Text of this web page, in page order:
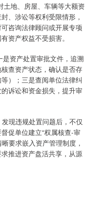
土地、房屋、车辆等大额资
、涉讼等权利受限情形，
咨询法律顾问或开展专项
资产权益不受损害。
资产处置审批文件，追溯
查资产状态，确认是否存
）；三是查阅单位法律纠
诉讼和资金损失，提升审
现违规处置问题后，不仅
促单位建立“权属核查-审
要求嵌入资产管理制度，
推进资产盘活共享，从源